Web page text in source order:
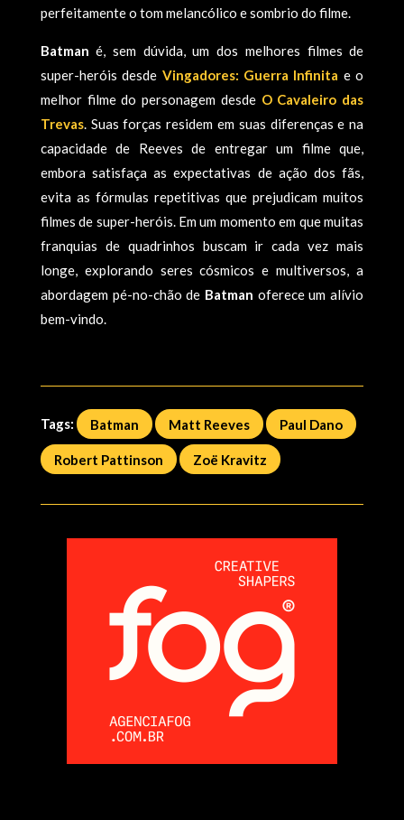
perfeitamente o tom melancólico e sombrio do filme.
Batman é, sem dúvida, um dos melhores filmes de
super-heróis desde Vingadores: Guerra Infinita e o
melhor filme do personagem desde O Cavaleiro das
Trevas. Suas forças residem em suas diferenças e na
capacidade de Reeves de entregar um filme que,
embora satisfaça as expectativas de ação dos fãs,
evita as fórmulas repetitivas que prejudicam muitos
filmes de super-heróis. Em um momento em que muitas
franquias de quadrinhos buscam ir cada vez mais
longe, explorando seres cósmicos e multiversos, a
abordagem pé-no-chão de Batman oferece um alívio
bem-vindo.
Tags: Batman Matt Reeves Paul Dano
Robert Pattinson Zoë Kravitz